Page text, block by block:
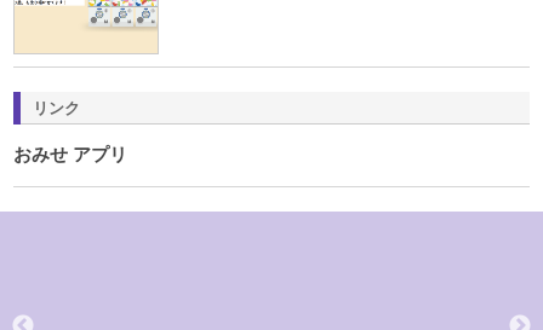
リンク
おみせ アプリ